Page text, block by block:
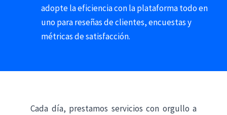
adopte la eficiencia con la plataforma todo en
uno para reseñas de clientes, encuestas y
métricas de satisfacción.
Cada día, prestamos servicios con orgullo a